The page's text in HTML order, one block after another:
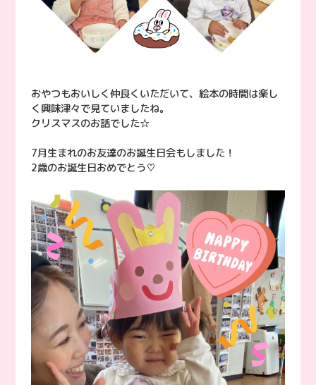
おやつもおいしく仲良くいただいて、絵本の時間は楽し
く興味津々で見ていましたね。
クリスマスのお話でした☆
7月生まれのお友達のお誕生日会もしました！
2歳のお誕生日おめでとう♡